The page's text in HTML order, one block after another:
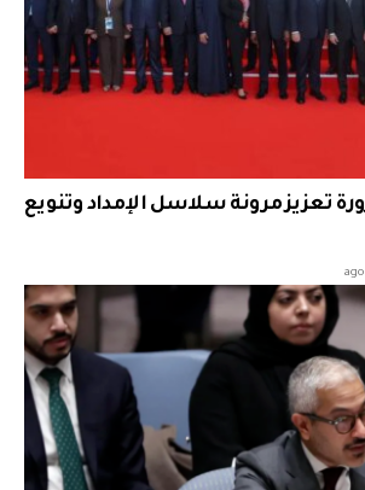
تعزيز مرونة سلاسل الإمداد وتنويع